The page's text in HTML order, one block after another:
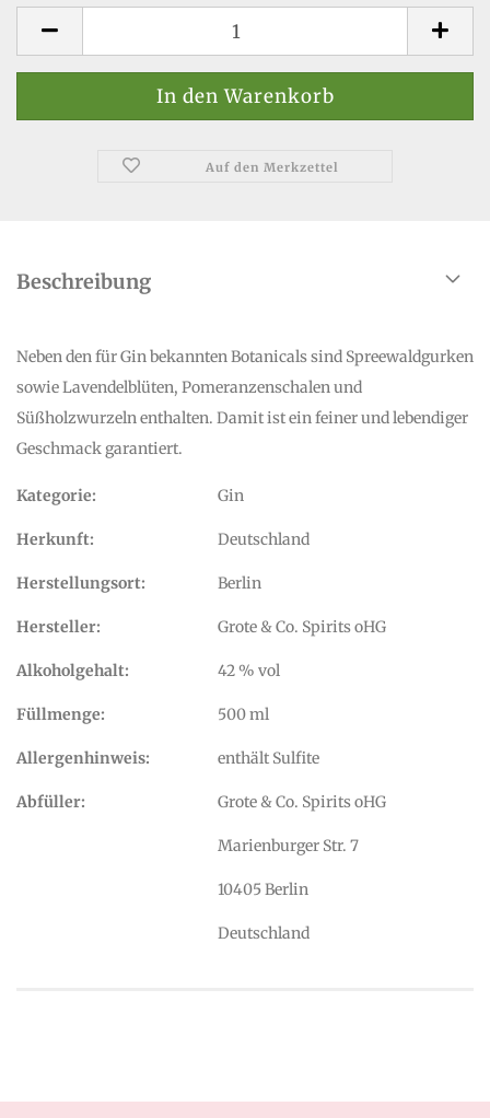
Auf den Merkzettel
Beschreibung
Neben den für Gin bekannten Botanicals sind Spreewaldgurken
sowie Lavendelblüten, Pomeranzenschalen und
Süßholzwurzeln enthalten. Damit ist ein feiner und lebendiger
Geschmack garantiert.
Kategorie: Gin
Herkunft: Deutschland
Herstellungsort: Berlin
Hersteller: Grote & Co. Spirits oHG
Alkoholgehalt: 42 % vol
Füllmenge: 500 ml
Allergenhinweis: enthält Sulfite
Abfüller: Grote & Co. Spirits oHG
Marienburger Str. 7
10405 Berlin
Deutschland